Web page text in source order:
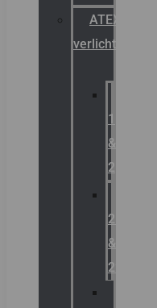
ATEX
verlichting
1
&
2
21
&
22